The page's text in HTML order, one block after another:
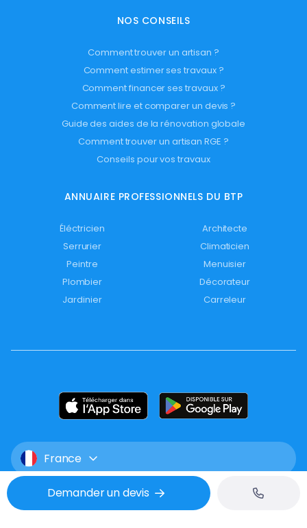
Demander un devis
NOS CONSEILS
Comment trouver un artisan ?
Comment estimer ses travaux ?
Comment financer ses travaux ?
Comment lire et comparer un devis ?
Guide des aides de la rénovation globale
Comment trouver un artisan RGE ?
Conseils pour vos travaux
ANNUAIRE PROFESSIONNELS DU BTP
Éléctricien
Architecte
Serrurier
Climaticien
Peintre
Menuisier
Plombier
Décorateur
Jardinier
Carreleur
France
Mentions légales